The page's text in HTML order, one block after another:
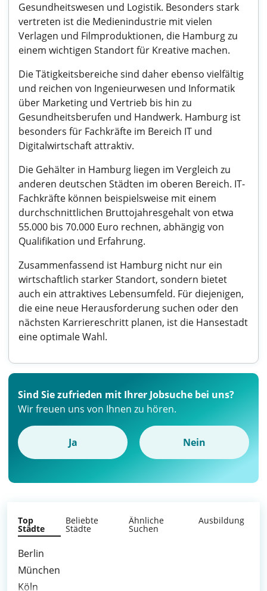
Gesundheitswesen und Logistik. Besonders stark
vertreten ist die Medienindustrie mit vielen
Verlagen und Filmproduktionen, die Hamburg zu
einem wichtigen Standort für Kreative machen.
Die Tätigkeitsbereiche sind daher ebenso vielfältig
und reichen von Ingenieurwesen und Informatik
über Marketing und Vertrieb bis hin zu
Gesundheitsberufen und Handwerk. Hamburg ist
besonders für Fachkräfte im Bereich IT und
Digitalwirtschaft attraktiv.
Die Gehälter in Hamburg liegen im Vergleich zu
anderen deutschen Städten im oberen Bereich. IT-
Fachkräfte können beispielsweise mit einem
durchschnittlichen Bruttojahresgehalt von etwa
55.000 bis 70.000 Euro rechnen, abhängig von
Qualifikation und Erfahrung.
Zusammenfassend ist Hamburg nicht nur ein
wirtschaftlich starker Standort, sondern bietet
auch ein attraktives Lebensumfeld. Für diejenigen,
die eine neue Herausforderung suchen oder den
nächsten Karriereschritt planen, ist die Hansestadt
eine optimale Wahl.
Sind Sie zufrieden mit Ihrer Jobsuche bei uns?
Wir freuen uns von Ihnen zu hören.
Ja Nein
Top
Städte
Beliebte
Städte
Ähnliche
Suchen
Ausbildung
Berlin
München
Köln